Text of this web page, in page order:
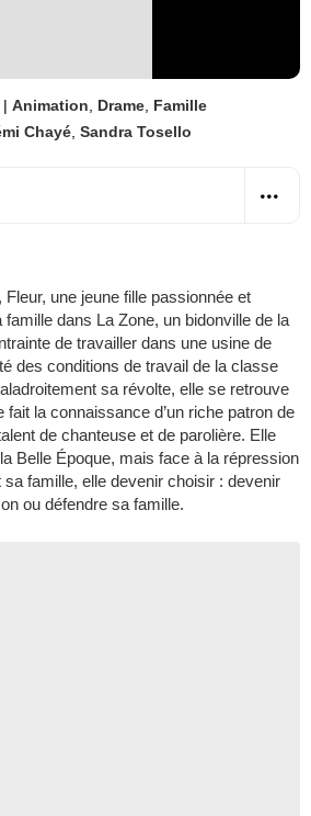
| Animation Drame Famille
Chayé Sandra Tosello
une jeune fille passionnée et
dans La Zone, un bidonville de la
de travailler dans une usine de
des conditions de travail de la classe
sa révolte, elle se retrouve
fait la connaissance d’un riche patron de
de chanteuse et de parolière. Elle
Belle Époque, mais face à la répression
famille, elle devenir choisir : devenir
ou défendre sa famille.